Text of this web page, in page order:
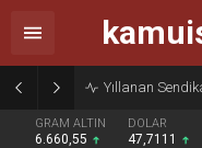
GRAM ALTIN
6.660,55
DOLAR
47,7111